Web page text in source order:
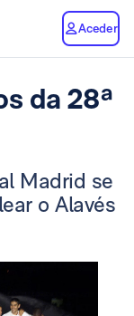
Aceder
da 28ª
Madrid se
o Alavés